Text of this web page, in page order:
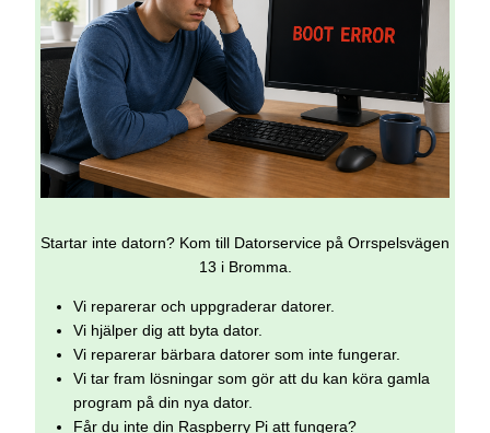
Startar inte datorn? Kom till Datorservice på Orrspelsvägen
13 i Bromma.
Vi reparerar och uppgraderar datorer.
Vi hjälper dig att byta dator.
Vi reparerar bärbara datorer som inte fungerar.
Vi tar fram lösningar som gör att du kan köra gamla
program på din nya dator.
Får du inte din Raspberry Pi att fungera?